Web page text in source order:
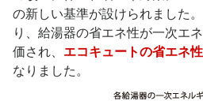
の新しい基準が設けられました
り、給湯器の省エネ性が一次エ
価され、 エコキュートの省エネ
なりました。